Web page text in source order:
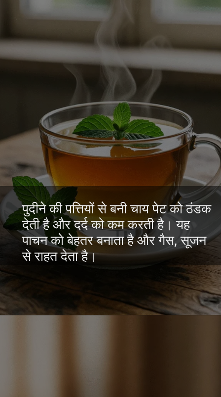
पुदीने की पत्तियों से बनी चाय पेट को ठंडक
देती है और दर्द को कम करती है। यह
पाचन को बेहतर बनाता है और गैस, सूजन
से राहत देता है।